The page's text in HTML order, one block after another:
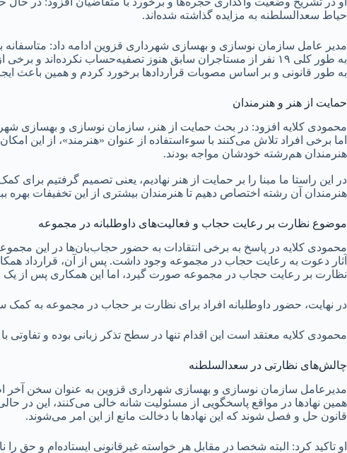
حیاط سعدالسلطنه به مزایده گذاشته شده‌اند.
مدیر عامل سازمان نوسازی و بهسازی شهرداری قزوین ادامه داد: متاسفانه
به طور کلی ۱۹ نفر از مستاجران سابق هنوز تصفیه‌حساب
به طور قانونی و بر اساس مصوبات قراردادها برخورد کردم و همین باعث
حمایت از هنر و هنرمندان
محمودی کلایه افزود: در بحث حمایت از هنر، سازمان نوسازی و بهسازی
اما برخی افراد تلاش می‌کنند با سوءاستفاده از عنوان «هنرمند»، از این
هنرمندان هم‌رشته خودشان مواجه بودند.
در این راستا ما مبنا را بر حمایت از هنر نهادیم، یعنی تصمیم گرفتیم
هنرمندان آن رشته اختصاص دهیم تا هنرمندان بیشتری از این تخفیفات بهره
موضوع نظارت بر رعایت حجاب و فعالیت‌های داوطلبانه در مجموعه
محمودی کلایه در پاسخ به برخی انتقادات به حضور حجاب‌بان‌ها در این
آثار دعوت به رعایت حجاب در مجموعه وجود داشت. پس از آن، قرارداد
نظارت بر رعایت حجاب در مجموعه صورت گیرد، اما این همکاری پس از یک
در نهایت، حضور داوطلبانه افراد برای نظارت بر حجاب در مجموعه به
محمودی کلایه معتقد است این اقدام تنها در سطح تذکر زبانی بوده و تفاوتی
چالش‌های نظارتی در سعدالسلطنه
مدیرعامل سازمان نوسازی و بهسازی شهرداری قزوین به عنوان سخن آخر
همین نهادها در مواقع پاسخگویی از مسئولیت شانه خالی می‌کنند، این
قانون حل و فصل شوند که این نهادها با دخالت مانع از این امر می‌شوند.
او تاکید کرد: البته شخصا در مقابل هر خواسته غیرقانونی ایستاده‌ام و حق را